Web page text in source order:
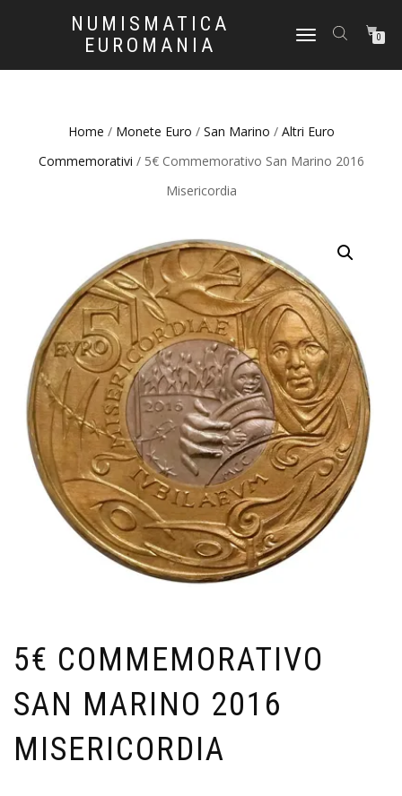
NUMISMATICA
EUROMANIA
NAVIGAZIONE
0
Home / Monete Euro / San Marino / Altri Euro
Commemorativi / 5€ Commemorativo San Marino 2016
Misericordia
5€ COMMEMORATIVO
SAN MARINO 2016
MISERICORDIA